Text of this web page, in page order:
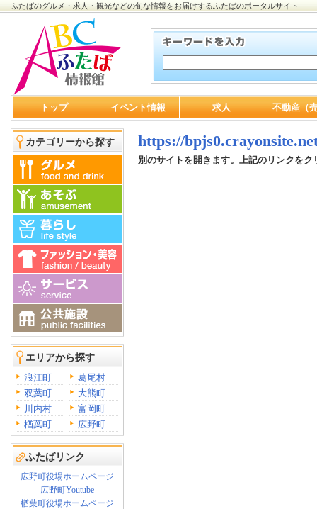
ふたばのグルメ・求人・観光などの旬な情報をお届けするふたばのポータルサイト
トップ イベント情報 求人 不動産（
カテゴリーから探す
エリアから探す
浪江町
葛尾村
双葉町
大熊町
川内村
富岡町
楢葉町
広野町
ふたばリンク
広野町役場ホームページ
広野町Youtube
楢葉町役場ホームページ
https://
別のサイトを開きます。上記のリンクをク